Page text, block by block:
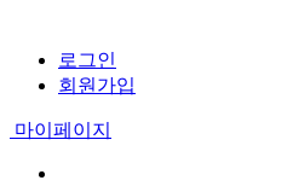
로그인
회원가입
마이페이지